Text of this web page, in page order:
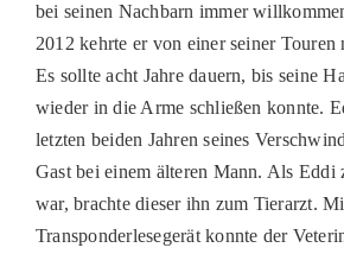
TIERHEIMTIERE
TIERHEIME
PATENSCHAFTEN
HELFER WERDEN
RATGEBER
bei seinen Nachbarn immer
2012 kehrte er von einer seiner Touren
Es sollte acht Jahre dauern, bis seine
wieder in die Arme schließen konnte.
letzten beiden Jahren seines
Gast bei einem älteren Mann. Als Eddi
war, brachte dieser ihn zum Tierarzt.
Transponderlesegerät konnte der